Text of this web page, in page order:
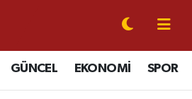
GÜNCEL EKONOMİ SPOR
Nöbetçi Eczaneler
Hava Durumu